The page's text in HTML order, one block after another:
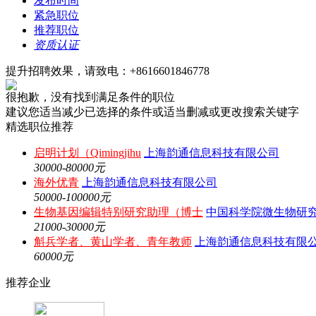
紧急职位
推荐职位
资质认证
提升招聘效果，请致电：+8616601846778
很抱歉，没有找到满足条件的职位
建议您适当减少已选择的条件或适当删减或更改搜索关键字
精选职位推荐
启明计划（Qimingjihu
上海韵通信息科技有限公司
30000-80000元
海外优青
上海韵通信息科技有限公司
50000-100000元
生物基因编辑特别研究助理（博士 中国科学院微生物研
21000-30000元
斛兵学者、黄山学者、青年教师
上海韵通信息科技有限
60000元
推荐企业